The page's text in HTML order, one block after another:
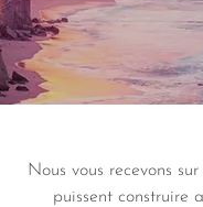
Nous vous recevons
puissent construire